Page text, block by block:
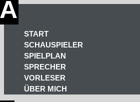
START
SCHAUSPIELER
SPIELPLAN
SPRECHER
VORLESER
ÜBER MICH